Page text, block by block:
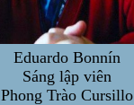
Eduardo Bonnín
Sáng lập viên
Phong Trào Cursillo